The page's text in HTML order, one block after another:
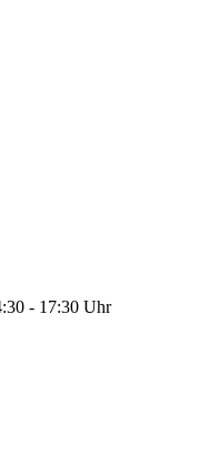
- 17:30 Uhr